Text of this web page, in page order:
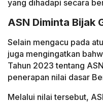
yang dihadapi secara
ASN Diminta Bijak
Selain mengacu pada
juga mengingatkan
Tahun 2023 tentang
penerapan nilai dasar
Melalui nilai tersebut,